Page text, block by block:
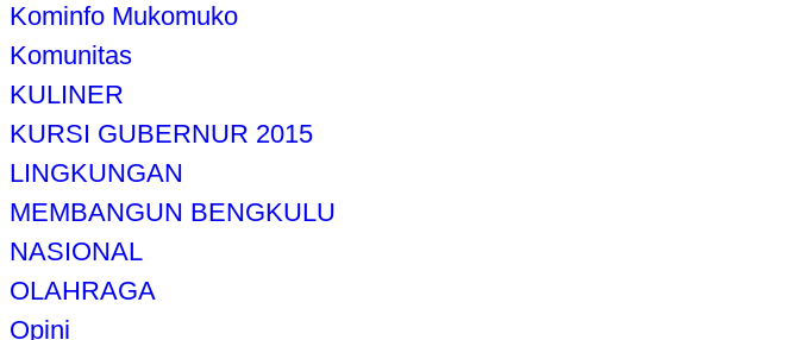
Kominfo Mukomuko
Komunitas
KULINER
KURSI GUBERNUR 2015
LINGKUNGAN
MEMBANGUN BENGKULU
NASIONAL
OLAHRAGA
Opini